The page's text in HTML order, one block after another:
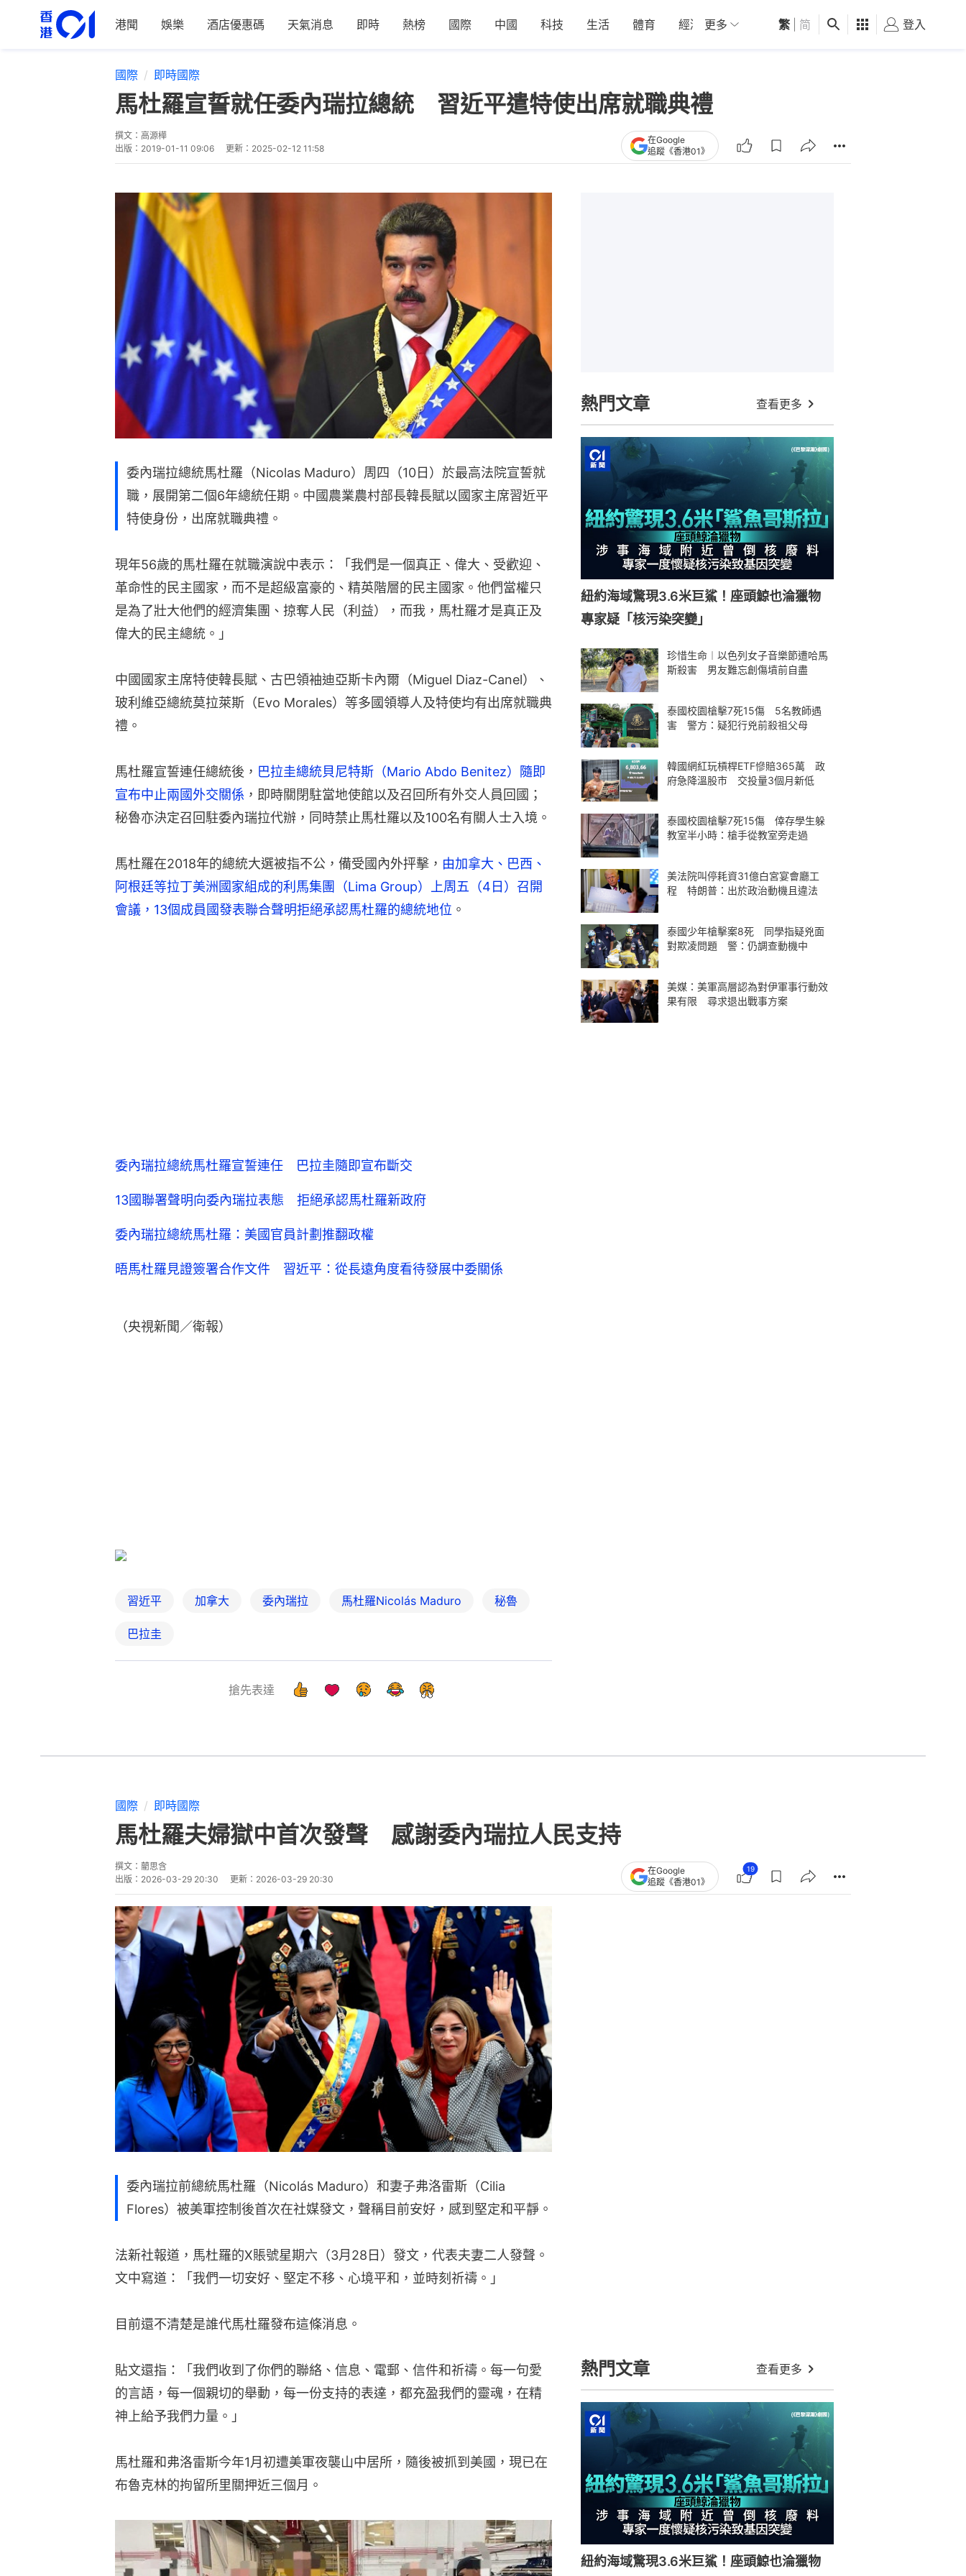
港聞 娛樂 酒店優惠碼 天氣消息 即時 熱榜 國際 中國 科技 生活 體育 經濟 01深圳 觀點 健康 好食玩飛
更多 繁 简 登入
國際 即時國際
馬杜羅宣誓就任委內瑞拉總統 習近平遣特使出席就職典禮
撰文： 高源樺
出版： 2019-01-11 09:06 更新： 2025-02-12 11:58
在Google
追蹤《香港01》
委內瑞拉總統馬杜羅（Nicolas Maduro）周四（10日）於最高法院宣誓就
職，展開第二個6年總統任期。中國農業農村部長韓長賦以國家主席習近平
特使身份，出席就職典禮。
現年56歲的馬杜羅在就職演說中表示：「我們是一個真正、偉大、受歡迎、
革命性的民主國家，而不是超級富豪的、精英階層的民主國家。他們當權只
是為了壯大他們的經濟集團、掠奪人民（利益），而我，馬杜羅才是真正及
偉大的民主總統。」
中國國家主席特使韓長賦、古巴領袖迪亞斯卡內爾（Miguel Diaz-Canel）、
玻利維亞總統莫拉萊斯（Evo Morales）等多國領導人及特使均有出席就職典
禮。
馬杜羅宣誓連任總統後， 巴拉圭總統貝尼特斯（Mario Abdo Benitez）隨即
宣布中止兩國外交關係 ，即時關閉駐當地使館以及召回所有外交人員回國；
秘魯亦決定召回駐委內瑞拉代辦，同時禁止馬杜羅以及100名有關人士入境。
馬杜羅在2018年的總統大選被指不公，備受國內外抨擊， 由加拿大、巴西、
阿根廷等拉丁美洲國家組成的利馬集團（Lima Group）上周五（4日）召開
會議，13個成員國發表聯合聲明拒絕承認馬杜羅的總統地位 。
委內瑞拉總統馬杜羅宣誓連任 巴拉圭隨即宣布斷交
13國聯署聲明向委內瑞拉表態 拒絕承認馬杜羅新政府
委內瑞拉總統馬杜羅：美國官員計劃推翻政權
晤馬杜羅見證簽署合作文件 習近平：從長遠角度看待發展中委關係
（央視新聞／衛報）
習近平 加拿大 委內瑞拉 馬杜羅Nicolás Maduro 秘魯
巴拉圭
搶先表達
熱門文章 查看更多
紐約海域驚現3.6米巨鯊！座頭鯨也淪獵物
專家疑「核污染突變」
珍惜生命︱以色列女子音樂節遭哈馬
斯殺害 男友難忘創傷墳前自盡
泰國校園槍擊7死15傷 5名教師遇
害 警方：疑犯行兇前殺祖父母
韓國網紅玩槓桿ETF慘賠365萬 政
府急降溫股市 交投量3個月新低
泰國校園槍擊7死15傷 倖存學生躲
教室半小時：槍手從教室旁走過
美法院叫停耗資31億白宮宴會廳工
程 特朗普：出於政治動機且違法
泰國少年槍擊案8死 同學指疑兇面
對欺凌問題 警：仍調查動機中
美媒：美軍高層認為對伊軍事行動效
果有限 尋求退出戰事方案
國際 即時國際
馬杜羅夫婦獄中首次發聲 感謝委內瑞拉人民支持
撰文： 藺思含
出版： 2026-03-29 20:30 更新： 2026-03-29 20:30
在Google
追蹤《香港01》
19
委內瑞拉前總統馬杜羅（Nicolás Maduro）和妻子弗洛雷斯（Cilia
Flores）被美軍控制後首次在社媒發文，聲稱目前安好，感到堅定和平靜。
法新社報道，馬杜羅的X賬號星期六（3月28日）發文，代表夫妻二人發聲。
文中寫道：「我們一切安好、堅定不移、心境平和，並時刻祈禱。」
目前還不清楚是誰代馬杜羅發布這條消息。
貼文還指：「我們收到了你們的聯絡、信息、電郵、信件和祈禱。每一句愛
的言語，每一個親切的舉動，每一份支持的表達，都充盈我們的靈魂，在精
神上給予我們力量。」
馬杜羅和弗洛雷斯今年1月初遭美軍夜襲山中居所，隨後被抓到美國，現已在
布魯克林的拘留所里關押近三個月。
熱門文章 查看更多
紐約海域驚現3.6米巨鯊！座頭鯨也淪獵物